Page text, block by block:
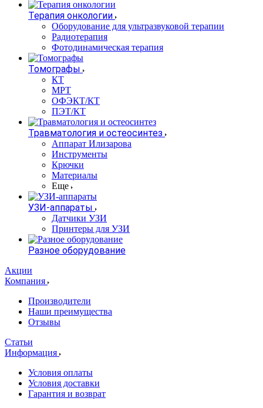
Терапия онкологии
Оборудование для ультразвуковой терапии
Радиотерапия
Фотодинамическая терапия
Томографы
КТ
МРТ
ОФЭКТ/КТ
ПЭТ/КТ
Травматология и остеосинтез
Аппарат Илизарова
Инструменты
Крючки
Материалы
Еще
УЗИ-аппараты
Датчики УЗИ
Принтеры для УЗИ
Разное оборудование
Акции
Компания
Производители
Наши преимущества
Отзывы
Статьи
Информация
Условия оплаты
Условия доставки
Гарантия и возврат